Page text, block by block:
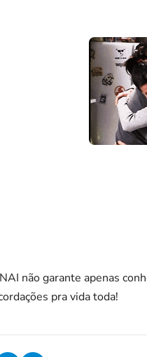
não garante apenas
pra vida toda!